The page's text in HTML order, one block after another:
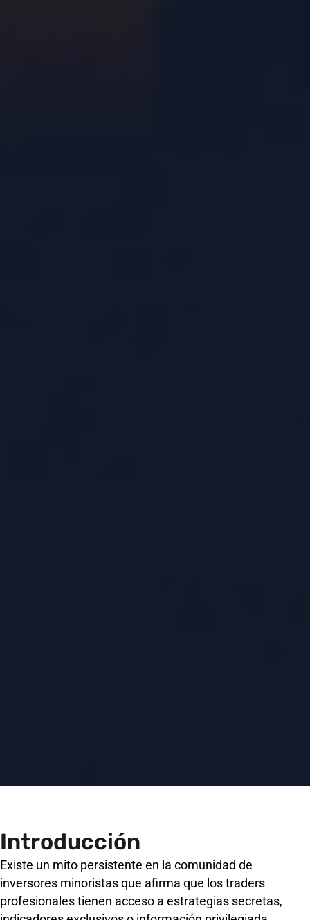
Introducción
Existe un mito persistente en la comunidad de
inversores minoristas que afirma que los traders
profesionales tienen acceso a estrategias secretas,